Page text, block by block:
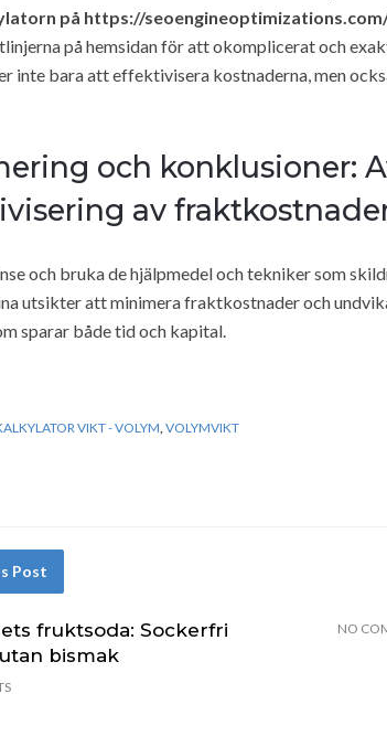
på https://
på hemsidan för att okomplicerat och
inte bara att effektivisera kostnaderna, men
och konklusioner:
av
och bruka de hjälpmedel och tekniker som
utsikter att minimera fraktkostnader och
sparar både tid och kapital.
VIKT - VOLYM VOLYMVIKT
Post
fruktsoda: Sockerfri
bismak
NO